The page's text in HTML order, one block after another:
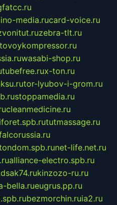
media.rucard-voice.ru
zebra-tlt.ru
wasabi-shop.ru
x-ton.ru
tor-lyubov-i-grom.ru
stoppamedia.ru
cleanmedicine.ru
tutmassage.ru
net-life.net.ru
alliance-electro.spb.ru
kinzozo-ru.ru
bella.rueugrus.pp.ru
bezmorchin.ruia2.ru